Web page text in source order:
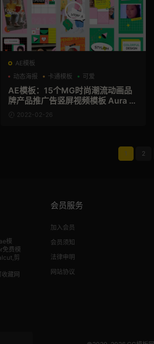
AE模板
动态海报
卡通模板 可爱
AE模板：15个MG时尚潮流动画品
牌产品推广告竖屏视频模板 Aura St
ories Pack
2022-02-26
1 2
模
免费模
剪
藏网
会员服务
加入会员
会员须知
法律申明
网站协议